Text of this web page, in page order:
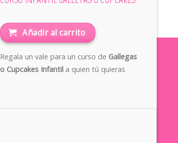
Añadir al carrito
Regala un vale para un curso de Gallegas
o Cupcakes Infantil a quien tú quieras